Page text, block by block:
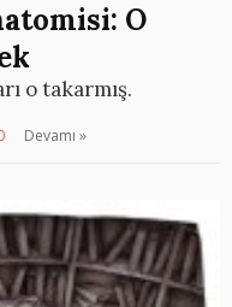
O
o takarmış.
Devamı »